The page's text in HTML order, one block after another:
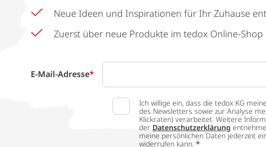
Neue Ideen und Inspirationen für Ihr Zuhause
Zuerst über neue Produkte im tedox Online-
E-Mail-Adresse*
Ich willige ein, dass die tedox KG
des Newsletters sowie zur Analyse
Klickraten) verarbeitet. Weitere
der Datenschutzerklärung
meine persönlichen Daten jederzeit
widerrufen kann. *